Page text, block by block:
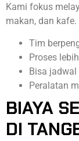
Kami fokus
makan, dan
Tim
Proses
Bisa
Peralatan
BIAYA
DI